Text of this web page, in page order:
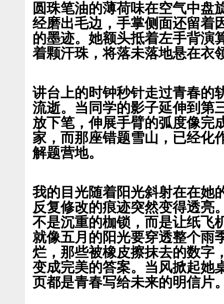
圆珠笔油的薄荷味在空气中盘
经磨出毛边，手掌侧面还留着
的墨迹。她额头抵着左手背演
着颗汗珠，将落未落地悬在衣
讲台上的时钟秒针走过青春的
流逝。当同学的影子延伸到第
放下笔，伸展手臂的弧度像完
家，而那座错题雪山，已经化
解题营地。
我的目光随着阳光斜射在在她
反复修改的痕迹突然变得透亮
不是沉重的枷锁，而是让纸飞
就像五月的阳光要穿透整个雨
烂，那些被橡皮擦抹去的数字
变成完美的答案。当风掀起她
页都是青春写给未来的明信片